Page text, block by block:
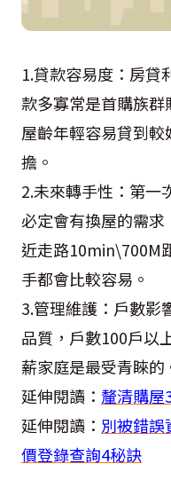
1.貸款容易度：房貸
款多寡常是首購族群
屋齡年輕容易貸到
擔。
2.未來轉手性：第一
必定會有換屋的需
近走路10min\700M
手都會比較容易。
3.管理維護：戶數影
品質，戶數100戶以
薪家庭是最受青睞的
延伸閱讀： 釐清購屋
延伸閱讀： 別被錯誤
價登錄查詢4秘訣